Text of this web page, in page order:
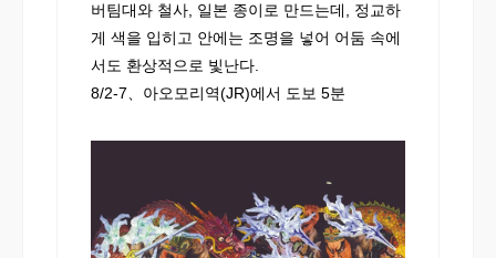
버팀대와 철사, 일본 종이로 만드는데, 정교하
게 색을 입히고 안에는 조명을 넣어 어둠 속에
서도 환상적으로 빛난다.
8/2-7、아오모리역(JR)에서 도보 5분